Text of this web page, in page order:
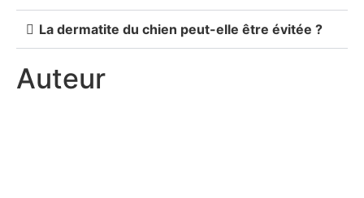
La dermatite du chien peut-elle être évitée ?
Auteur